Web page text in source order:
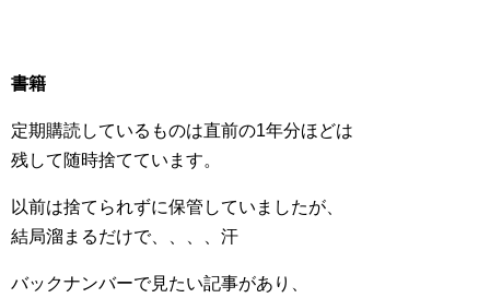
書籍
定期購読しているものは直前の1年分ほどは
残して随時捨てています。
以前は捨てられずに保管していましたが、
結局溜まるだけで、、、、汗
バックナンバーで見たい記事があり、